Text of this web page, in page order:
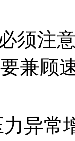
须注
兼顾
异常